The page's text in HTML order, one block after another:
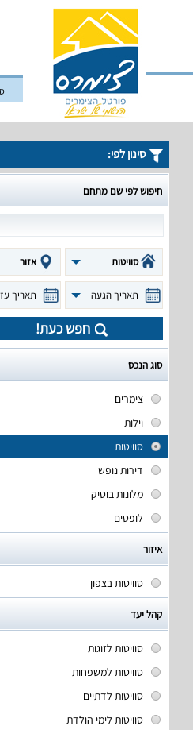
סינון לפי:
חיפוש לפי שם מתחם
סוויטות אזור
תאריך הגעה תאריך
חפש כעת!
סוג הנכס
צימרים
וילות
סוויטות
דירות נופש
מלונות בוטיק
לופטים
איזור
סוויטות בצפון
קהל יעד
סוויטות לזוגות
סוויטות למשפחות
סוויטות לדתיים
סוויטות לימי הולדת